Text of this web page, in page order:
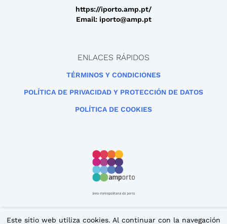
https://iporto.amp.pt/
Email: iporto@amp.pt
ENLACES RÁPIDOS
TÉRMINOS Y CONDICIONES
POLÍTICA DE PRIVACIDAD Y PROTECCIÓN DE DATOS
POLÍTICA DE COOKIES
Este sitio está protegido por reCAPTCHA y se aplican la
Este sitio web utiliza cookies. Al continuar con la navegación